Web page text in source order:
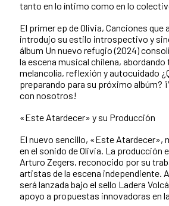
tanto en lo íntimo como en lo
El primer ep de Olivia, Canciones que
introdujo su estilo introspectivo y
álbum Un nuevo refugio (2024)
la escena musical chilena,
melancolía, reflexión y autocuidado
preparando para su próximo albúm?
con nosotros!
«Este Atardecer» y su Producción
El nuevo sencillo, «Este Atardecer»,
en el sonido de Olivia. La producción
Arturo Zegers, reconocido por su
artistas de la escena independiente.
será lanzada bajo el sello Ladera
apoyo a propuestas innovadoras en